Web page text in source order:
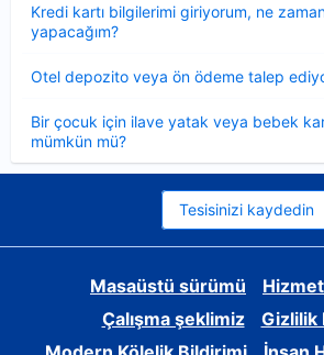
Kredi kartı bilgilerimi giriyorum, ne
yapacağım?
Otel depozito veya ön ödeme talep
Bir çocuk için ilave yatak veya bebek
mümkün mü?
Tesisinizi kaydedin
Masaüstü sürümü
Çalışma şeklimiz
Gizlilik